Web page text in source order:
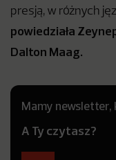
presją, w różnych
powiedziała
Dalton Maag.
Mamy
A Ty czytasz?